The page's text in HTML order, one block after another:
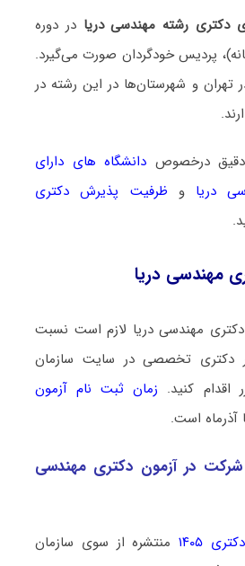
دکتری رشته ﻣﻬﻨﺪسی درﻳﺎ در دوره
پردیس خودگردان صورت می‌گیرد.
تهران و شهرستان‌ها در این رشته در
درخصوص دانشگاه های دارای
درﻳﺎ و ظرفیت پذیرش دکتری
ﻣﻬﻨﺪسی درﻳﺎ
ﻣﻬﻨﺪسی درﻳﺎ لازم است نسبت
دکتری تخصصی در سایت سازمان
کنید. زمان ثبت نام آزمون
آذرماه است.
در آزمون دکتری ﻣﻬﻨﺪسی
۱۴۰۵
منتشره از سوی سازمان